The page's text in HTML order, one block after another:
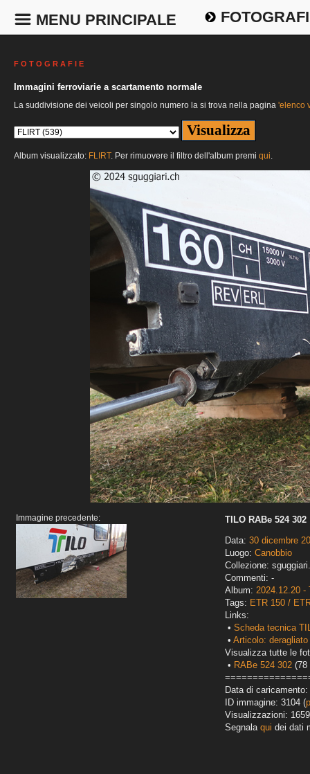
MENU PRINCIPALE
F O T O G R A F I E
Immagini ferroviarie a scartamento normale
La suddivisione dei veicoli per singolo numero la si trova nella pagina 'elenco
Album visualizzato: FLIRT. Per rimuovere il filtro dell'album premi qui.
Immagine precedente:
TILO RABe 524 302
Data: 30 dicembre
Luogo: Canobbio
Collezione:
Commenti: -
Album: 2024.12.20 -
Tags: ETR 150 /
Links:
• Scheda tecnica
• Articolo:
Visualizza tutte le
• RABe 524 302 (78
Data di
ID immagine: 3104 (
Visualizzazioni: 1659
Segnala qui dei dati